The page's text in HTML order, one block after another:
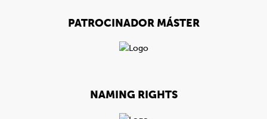
PATROCINADOR MÁSTER
NAMING RIGHTS